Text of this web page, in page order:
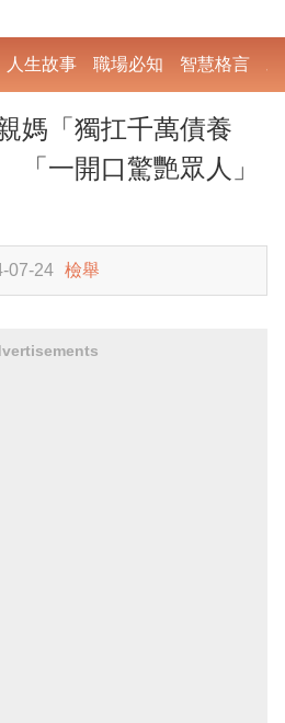
人生故事 職場必知 智慧格言
媽「獨扛千萬債養
一開口驚艷眾人」
07-24 檢舉